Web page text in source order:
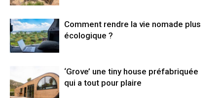
Comment rendre la vie nomade plus
écologique ?
‘Grove’ une tiny house préfabriquée
qui a tout pour plaire